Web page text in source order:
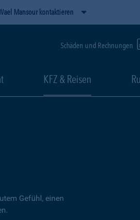
Mansour kontaktieren
Schäden und Rechnungen
KFZ & Reisen
Gefühl, einen